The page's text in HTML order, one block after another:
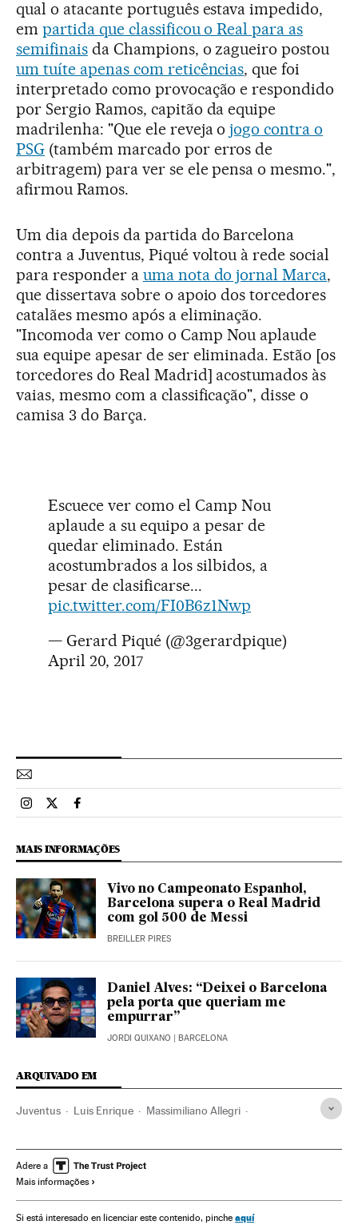
qual o atacante português estava impedido,
em partida que classificou o Real para as
semifinaisda Champions, o zagueiro postou
um tuíte apenas com reticências, que foi
interpretado como provocação e respondido
por Sergio Ramos, capitão da equipe
madrilenha: "Que ele reveja ojogo contra o
PSG(também marcado por erros de
arbitragem) para ver se ele pensa o mesmo.",
afirmou Ramos.
Um dia depois da partida do Barcelona
contra a Juventus, Piqué voltou à rede social
para responder a uma nota do jornal Marca,
que dissertava sobre o apoio dos torcedores
catalães mesmo após a eliminação.
"Incomoda ver como o Camp Nou aplaude
sua equipe apesar de ser eliminada. Estão [os
torcedores do Real Madrid] acostumados às
vaias, mesmo com a classificação", disse o
camisa 3 do Barça.
Escuece ver como el Camp Nou
aplaude a su equipo a pesar de
quedar eliminado. Están
acostumbrados a los silbidos, a
pesar de clasificarse...
pic.twitter.com/FI0B6z1Nwp
— Gerard Piqué (@3gerardpique)
April 20, 2017
Esportes El País Brasil en Instagram
Esportes El País Brasil en Twitter
Esportes El País Brasil en Facebook
MAIS INFORMAÇÕES
Vivo no Campeonato Espanhol,
Barcelona supera o Real Madrid
com gol 500 de Messi
BREILLER PIRES
Daniel Alves: “Deixei o Barcelona
pela porta que queriam me
empurrar”
JORDI QUIXANO | BARCELONA
ARQUIVADO EM
Juventus Luis Enrique Massimiliano Allegri
Times esportes Champions League 2016/2017
Champions League
Adere a
Mais informações
Si está interesado en licenciar este contenido, pinche aquí